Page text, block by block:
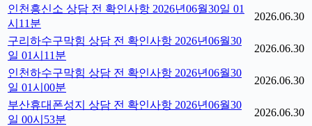
인천흥신소 상담 전 확인사항 2026년06월30일 01
시11분
2026.06.30
구리하수구막힘 상담 전 확인사항 2026년06월30
일 01시11분
2026.06.30
인천하수구막힘 상담 전 확인사항 2026년06월30
일 01시00분
2026.06.30
부산휴대폰성지 상담 전 확인사항 2026년06월30
일 00시53분
2026.06.30